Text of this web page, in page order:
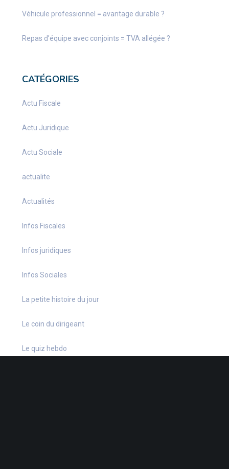
Véhicule professionnel = avantage durable ?
Repas d’équipe avec conjoints = TVA allégée ?
CATÉGORIES
Actu Fiscale
Actu Juridique
Actu Sociale
actualite
Actualités
Infos Fiscales
Infos juridiques
Infos Sociales
La petite histoire du jour
Le coin du dirigeant
Le quiz hebdo